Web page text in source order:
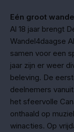
Eén groot
Al 18 jaar brengt
Wandel4daagse
samen voor een
jaar zijn er weer
beleving. De
deelnemers
het sfeervolle
onthaald op
winacties. Op